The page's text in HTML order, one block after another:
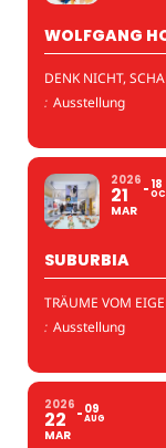
WOLFGANG
DENK NICHT,
: Ausstellung
2026
21
MAR
18
SUBURBIA
TRÄUME VOM
: Ausstellung
2026
22
MAR
09
AUG